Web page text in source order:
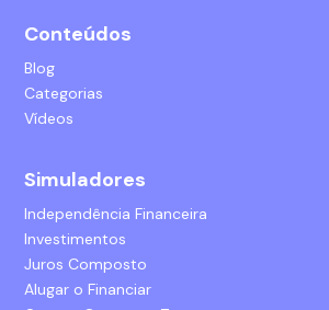
Conteúdos
Blog
Categorias
Vídeos
Simuladores
Independência Financeira
Investimentos
Juros Composto
Alugar o Financiar